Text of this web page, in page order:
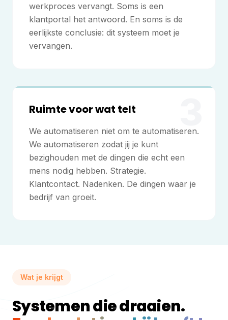
werkproces vervangt. Soms is een
klantportal het antwoord. En soms is de
eerlijkste conclusie: dit systeem moet je
vervangen.
Ruimte voor wat telt
We automatiseren niet om te automatiseren.
We automatiseren zodat jij je kunt
bezighouden met de dingen die echt een
mens nodig hebben. Strategie.
Klantcontact. Nadenken. De dingen waar je
bedrijf van groeit.
Wat je krijgt
Systemen die draaien.